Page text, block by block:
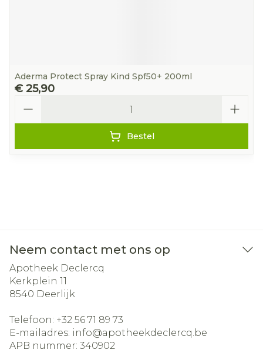
Aderma Protect Spray Kind Spf50+ 200ml
€ 25,90
Bestel
Neem contact met ons op
Apotheek Declercq
Kerkplein 11
8540 Deerlijk
Telefoon: +32 56 71 89 73
E-mailadres: info@apotheekdeclercq.be
APB nummer: 340902